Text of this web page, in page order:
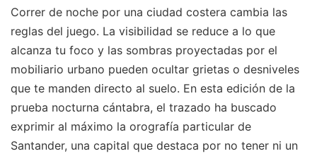
Correr de noche por una ciudad costera cambia las
reglas del juego. La visibilidad se reduce a lo que
alcanza tu foco y las sombras proyectadas por el
mobiliario urbano pueden ocultar grietas o desniveles
que te manden directo al suelo. En esta edición de la
prueba nocturna cántabra, el trazado ha buscado
exprimir al máximo la orografía particular de
Santander, una capital que destaca por no tener ni un